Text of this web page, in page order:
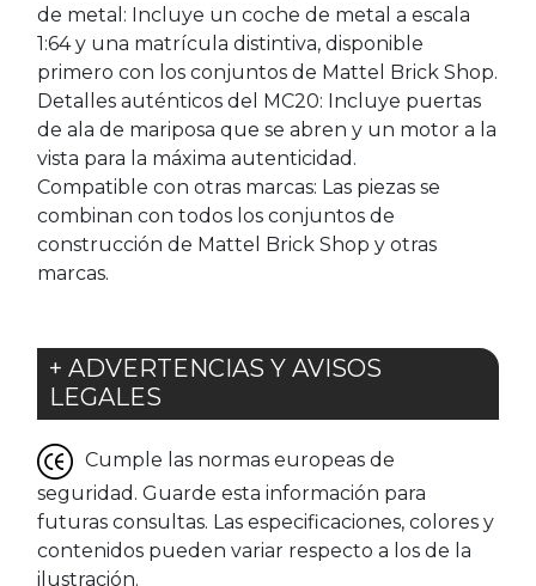
de metal: Incluye un coche de metal a escala
1:64 y una matrícula distintiva, disponible
primero con los conjuntos de Mattel Brick Shop.
Detalles auténticos del MC20: Incluye puertas
de ala de mariposa que se abren y un motor a la
vista para la máxima autenticidad.
Compatible con otras marcas: Las piezas se
combinan con todos los conjuntos de
construcción de Mattel Brick Shop y otras
marcas.
+ ADVERTENCIAS Y AVISOS
LEGALES
Cumple las normas europeas de
seguridad. Guarde esta información para
futuras consultas. Las especificaciones, colores y
contenidos pueden variar respecto a los de la
ilustración.